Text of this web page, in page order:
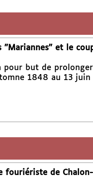
"Mariannes" et le
pour but de
1848 au 13
fouriériste de